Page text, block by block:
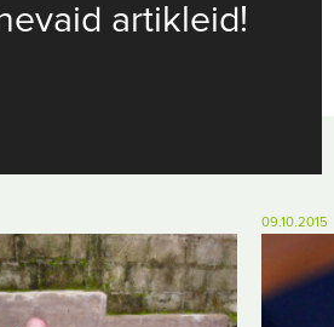
artikleid!
09.10.2015